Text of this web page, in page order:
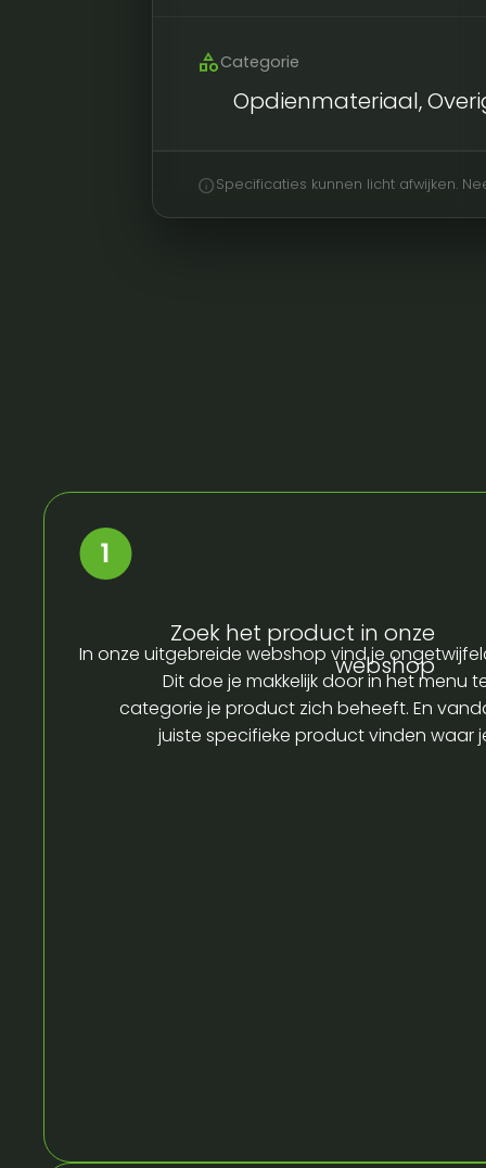
categoryCategorie
Opdienmateriaal,
infoSpecificaties kunnen licht afwijken.
Zoek het product in onze
webshop
In onze uitgebreide webshop vind je
Dit doe je makkelijk door in het menu
categorie je product zich beheeft. En
juiste specifieke product vinden waar